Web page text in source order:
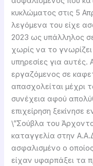
κυκλώματος στις 5
λεγόμενα του είχε
2023 ως υπάλληλος σε
χωρίς να το
υπηρεσίες για αυτές.
εργαζόμενος σε
απασχολείται μέχρι
συνέχεια αφού
επιχείρηση ξεκίνησε
\”Σούβλα του
καταγγελία στην
ασφαλισμένο ο
είχαν υφαρπάξει τα